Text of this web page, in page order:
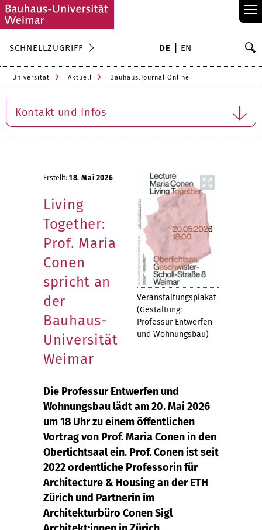
≡
SCHNELLZUGRIFF DE EN
Universität Aktuell Bauhaus.Journal Online
Kontakt und Infos
Veranstaltungsplakat
(Gestaltung:
Professur Entwerfen
und Wohnungsbau)
Erstellt: 18. Mai 2026
Living
Together:
Prof. Maria
Conen
spricht an
der
Bauhaus-
Universität
Weimar
Die Professur Entwerfen und
Wohnungsbau lädt am 20. Mai 2026
um 18 Uhr zu einem öffentlichen
Vortrag von Prof. Maria Conen in den
Oberlichtsaal ein. Prof. Conen ist seit
2022 ordentliche Professorin für
Architecture & Housing an der ETH
Zürich und Partnerin im
Architekturbüro Conen Sigl